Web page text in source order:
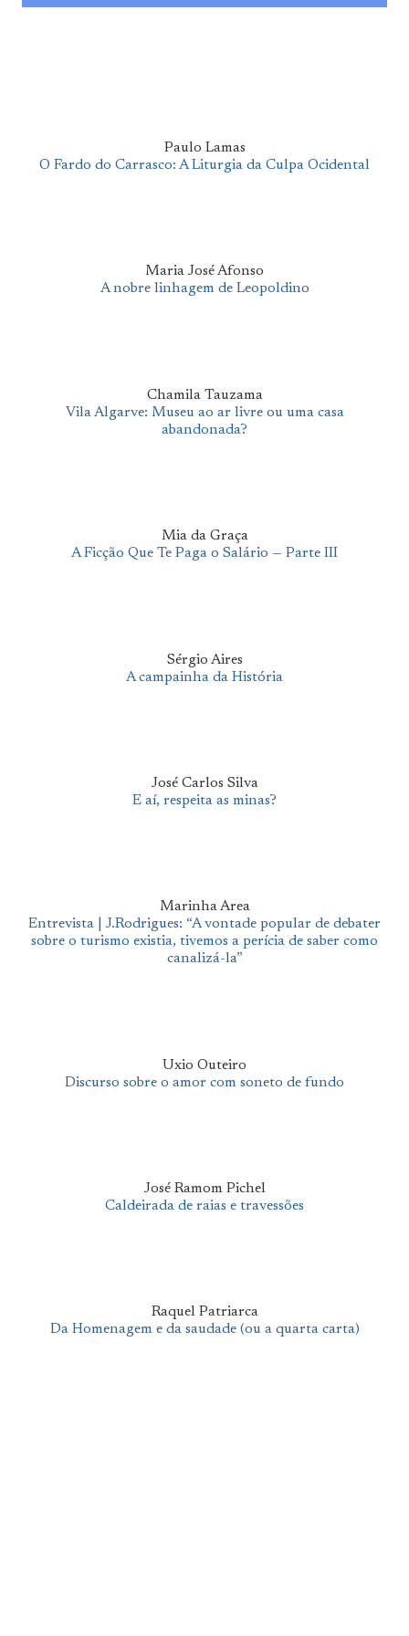
Paulo Lamas
O Fardo do Carrasco: A Liturgia da Culpa Ocidental
Maria José Afonso
A nobre linhagem de Leopoldino
Chamila Tauzama
Vila Algarve: Museu ao ar livre ou uma casa
abandonada?
Mia da Graça
A Ficção Que Te Paga o Salário — Parte III
Sérgio Aires
A campainha da História
José Carlos Silva
E aí, respeita as minas?
Marinha Area
Entrevista | J.Rodrigues: “A vontade popular de debater
sobre o turismo existia, tivemos a perícia de saber como
canalizá-la”
Uxio Outeiro
Discurso sobre o amor com soneto de fundo
José Ramom Pichel
Caldeirada de raias e travessões
Raquel Patriarca
Da Homenagem e da saudade (ou a quarta carta)